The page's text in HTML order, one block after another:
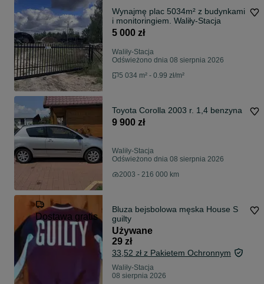
Wynajmę plac 5034m² z budynkami
i monitoringiem. Waliły-Stacja
5 000 zł
Waliły-Stacja
Odświeżono dnia 08 sierpnia 2026
5 034 m² - 0.99 zł/m²
Toyota Corolla 2003 r. 1,4 benzyna
9 900 zł
Waliły-Stacja
Odświeżono dnia 08 sierpnia 2026
2003 - 216 000 km
Dostawa gratis
Bluza bejsbolowa męska House S
guilty
Używane
29 zł
33,52 zł z Pakietem Ochronnym
Waliły-Stacja
08 sierpnia 2026